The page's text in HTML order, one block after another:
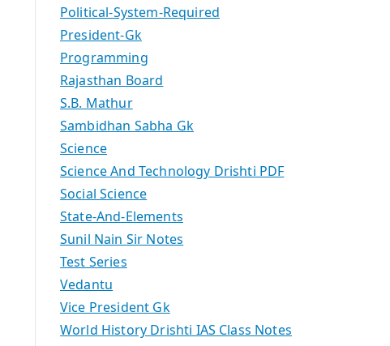
Political-System-Required
President-Gk
Programming
Rajasthan Board
S.B. Mathur
Sambidhan Sabha Gk
Science
Science And Technology Drishti PDF
Social Science
State-And-Elements
Sunil Nain Sir Notes
Test Series
Vedantu
Vice President Gk
World History Drishti IAS Class Notes